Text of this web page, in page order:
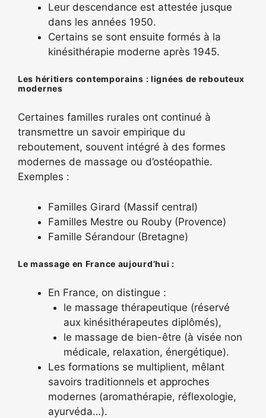
Leur descendance est attestée jusque
dans les années 1950.
Certains se sont ensuite formés à la
kinésithérapie moderne après 1945.
Les héritiers contemporains : lignées de rebouteux
modernes
Certaines familles rurales ont continué à
transmettre un savoir empirique du
reboutement, souvent intégré à des formes
modernes de massage ou d’ostéopathie.
Exemples :
Familles Girard (Massif central)
Familles Mestre ou Rouby (Provence)
Famille Sérandour (Bretagne)
Le massage en France aujourd’hui :
En France, on distingue :
le massage thérapeutique (réservé
aux kinésithérapeutes diplômés),
le massage de bien-être (à visée non
médicale, relaxation, énergétique).
Les formations se multiplient, mêlant
savoirs traditionnels et approches
modernes (aromathérapie, réflexologie,
ayurvéda…).